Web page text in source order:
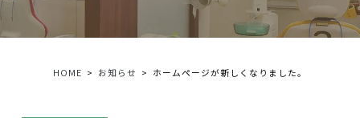
HOME お知らせ ホームページが新しくなりました。